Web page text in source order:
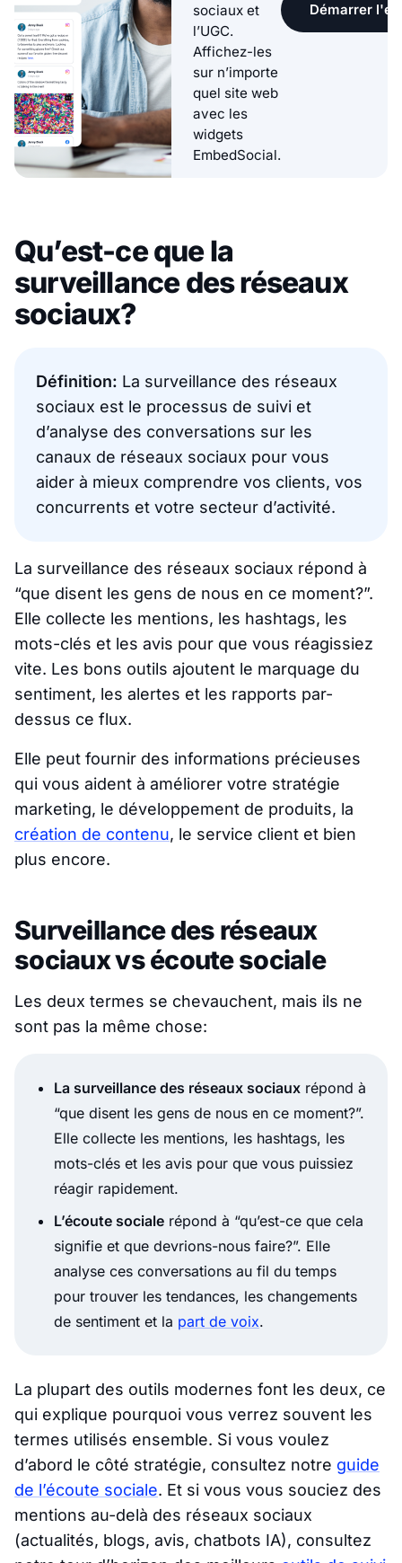
sociaux et
l’UGC.
Affichez-les
sur n’importe
quel site web
avec les
widgets
EmbedSocial.
Démarrer
Qu’est-ce que la
surveillance des réseaux
sociaux?
Définition: La surveillance des réseaux
sociaux est le processus de suivi et
d’analyse des conversations sur les
canaux de réseaux sociaux pour vous
aider à mieux comprendre vos clients, vos
concurrents et votre secteur d’activité.
La surveillance des réseaux sociaux répond à
“que disent les gens de nous en ce moment?”.
Elle collecte les mentions, les hashtags, les
mots-clés et les avis pour que vous réagissiez
vite. Les bons outils ajoutent le marquage du
sentiment, les alertes et les rapports par-
dessus ce flux.
Elle peut fournir des informations précieuses
qui vous aident à améliorer votre stratégie
marketing, le développement de produits, la
création de contenu, le service client et bien
plus encore.
Surveillance des réseaux
sociaux vs écoute sociale
Les deux termes se chevauchent, mais ils ne
sont pas la même chose:
La surveillance des réseaux sociaux répond à
“que disent les gens de nous en ce moment?”.
Elle collecte les mentions, les hashtags, les
mots-clés et les avis pour que vous puissiez
réagir rapidement.
L’écoute sociale répond à “qu’est-ce que cela
signifie et que devrions-nous faire?”. Elle
analyse ces conversations au fil du temps
pour trouver les tendances, les changements
de sentiment et la part de voix.
La plupart des outils modernes font les deux, ce
qui explique pourquoi vous verrez souvent les
termes utilisés ensemble. Si vous voulez
d’abord le côté stratégie, consultez notre guide
de l’écoute sociale. Et si vous vous souciez des
mentions au-delà des réseaux sociaux
(actualités, blogs, avis, chatbots IA), consultez